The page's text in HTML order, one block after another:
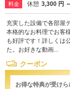
料金 休憩 3,300 円 ～
充実した設備で各部屋
本格的なお料理でお客
も好評です！詳しくは
た。お好きな動画...
クーポン
お得な特典が受け